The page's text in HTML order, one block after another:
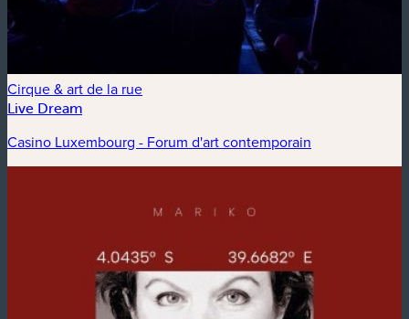
Cirque & art de la rue
Live Dream
Casino Luxembourg - Forum d'art contemporain